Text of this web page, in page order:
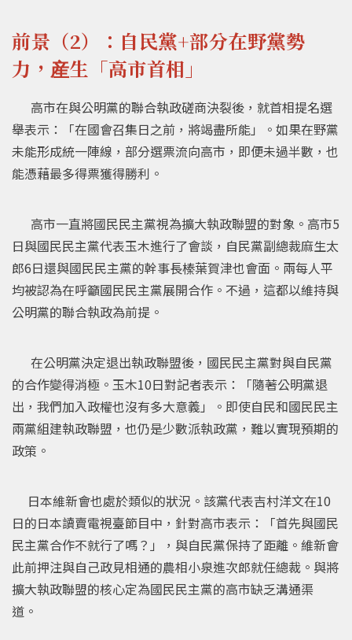
前景（2）：自民黨+部分在野黨勢
力，産生「高市首相」
高市在與公明黨的聯合執政磋商決裂後，就首相提名選
舉表示：「在國會召集日之前，將竭盡所能」。如果在野黨
未能形成統一陣線，部分選票流向高市，即便未過半數，也
能憑藉最多得票獲得勝利。
高市一直將國民民主黨視為擴大執政聯盟的對象。高市5
日與國民民主黨代表玉木進行了會談，自民黨副總裁麻生太
郎6日還與國民民主黨的幹事長榛葉賀津也會面。兩每人平
均被認為在呼籲國民民主黨展開合作。不過，這都以維持與
公明黨的聯合執政為前提。
在公明黨決定退出執政聯盟後，國民民主黨對與自民黨
的合作變得消極。玉木10日對記者表示：「隨著公明黨退
出，我們加入政權也沒有多大意義」。即使自民和國民民主
兩黨組建執政聯盟，也仍是少數派執政黨，難以實現預期的
政策。
日本維新會也處於類似的狀況。該黨代表吉村洋文在10
日的日本讀賣電視臺節目中，針對高市表示：「首先與國民
民主黨合作不就行了嗎？」，與自民黨保持了距離。維新會
此前押注與自己政見相通的農相小泉進次郎就任總裁。與將
擴大執政聯盟的核心定為國民民主黨的高市缺乏溝通渠
道。